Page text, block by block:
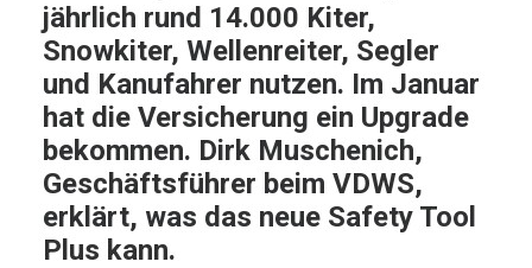
jährlich rund 14.000 Kiter,
Snowkiter, Wellenreiter, Segler
und Kanufahrer nutzen. Im Januar
hat die Versicherung ein Upgrade
bekommen. Dirk Muschenich,
Geschäftsführer beim VDWS,
erklärt, was das neue Safety Tool
Plus kann.